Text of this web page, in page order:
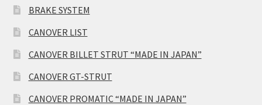
BRAKE SYSTEM
CANOVER LIST
CANOVER BILLET STRUT “MADE IN JAPAN”
CANOVER GT-STRUT
CANOVER PROMATIC “MADE IN JAPAN”